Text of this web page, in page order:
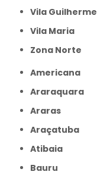
Vila Guilherme
Vila Maria
Zona Norte
Americana
Araraquara
Araras
Araçatuba
Atibaia
Bauru